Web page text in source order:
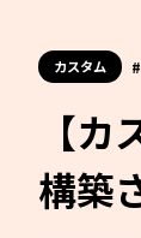
カスタム
【
構築